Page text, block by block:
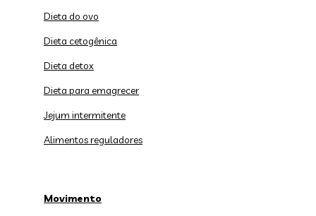
Dieta do ovo
Dieta cetogênica
Dieta detox
Dieta para emagrecer
Jejum intermitente
Alimentos reguladores
Movimento